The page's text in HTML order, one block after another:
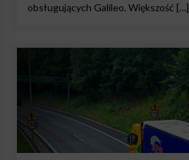
obsługujących Galileo. Większość […]